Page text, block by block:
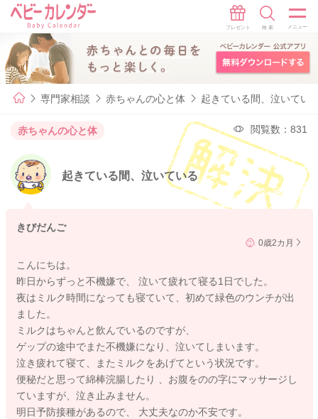
専門家相談 赤ちゃんの心と体 起きている間、泣いてい
赤ちゃんの心と体 閲覧数：831
起きている間、泣いている
きびだんご
0歳2カ月
こんにちは。
昨日からずっと不機嫌で、 泣いて疲れて寝る1日でした。
夜はミルク時間になっても寝ていて、初めて緑色のウンチが出
ました。
ミルクはちゃんと飲んでいるのですが、
ゲップの途中でまた不機嫌になり、泣いてしまいます。
泣き疲れて寝て、またミルクをあげてという状況です。
便秘だと思って綿棒浣腸したり 、お腹をのの字にマッサージし
ていますが、泣き止みません。
明日予防接種があるので、 大丈夫なのか不安です。